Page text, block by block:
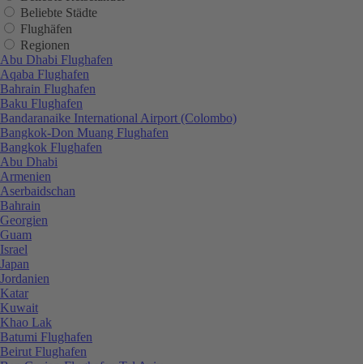
Beliebte Städte
Flughäfen
Regionen
Abu Dhabi Flughafen
Aqaba Flughafen
Bahrain Flughafen
Baku Flughafen
Bandaranaike International Airport (Colombo)
Bangkok-Don Muang Flughafen
Bangkok Flughafen
Abu Dhabi
Armenien
Aserbaidschan
Bahrain
Georgien
Guam
Israel
Japan
Jordanien
Katar
Kuwait
Khao Lak
Batumi Flughafen
Beirut Flughafen